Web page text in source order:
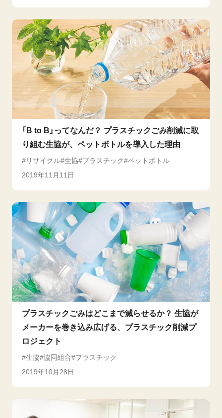
「B to B」ってなんだ？ プラスチックごみ削減に取
り組む生協が、ペットボトルを導入した理由
リサイクル 生協 プラスチック
ペットボトル
2019年11月11日
プラスチックごみはどこまで減らせるか？ 生協が
メーカーを巻き込み広げる、プラスチック削減プ
ロジェクト
生協 協同組合
プラスチック
2019年10月28日